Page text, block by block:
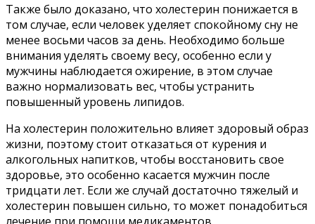
Также было доказано, что холестерин понижается в
том случае, если человек уделяет спокойному сну не
менее восьми часов за день. Необходимо больше
внимания уделять своему весу, особенно если у
мужчины наблюдается ожирение, в этом случае
важно нормализовать вес, чтобы устранить
повышенный уровень липидов.
На холестерин положительно влияет здоровый образ
жизни, поэтому стоит отказаться от курения и
алкогольных напитков, чтобы восстановить свое
здоровье, это особенно касается мужчин после
тридцати лет. Если же случай достаточно тяжелый и
холестерин повышен сильно, то может понадобиться
лечение при помощи медикаментов.